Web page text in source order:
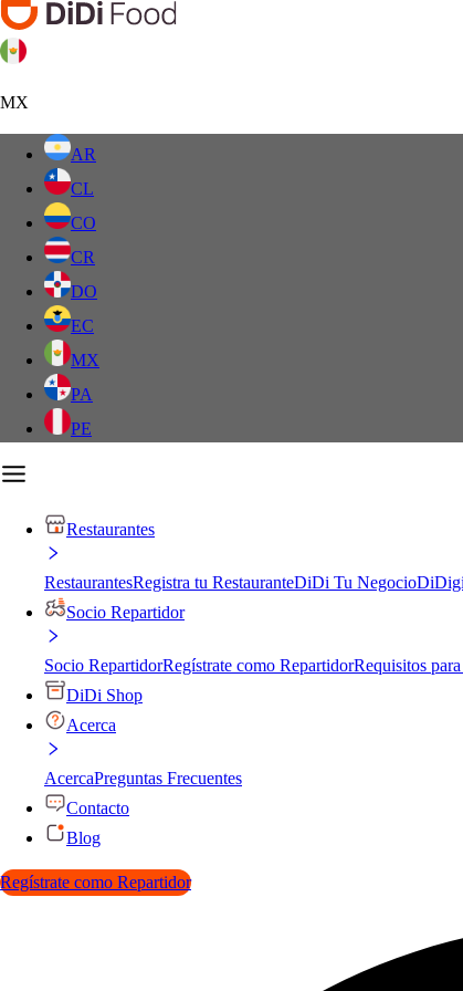
MX
AR
CL
CO
CR
DO
EC
MX
PA
PE
Restaurantes
RestaurantesRegistra tu RestauranteDiDi Tu Negocio
Socio Repartidor
Socio RepartidorRegístrate como RepartidorRequisitos
DiDi Shop
Acerca
AcercaPreguntas Frecuentes
Contacto
Blog
Regístrate como Repartidor